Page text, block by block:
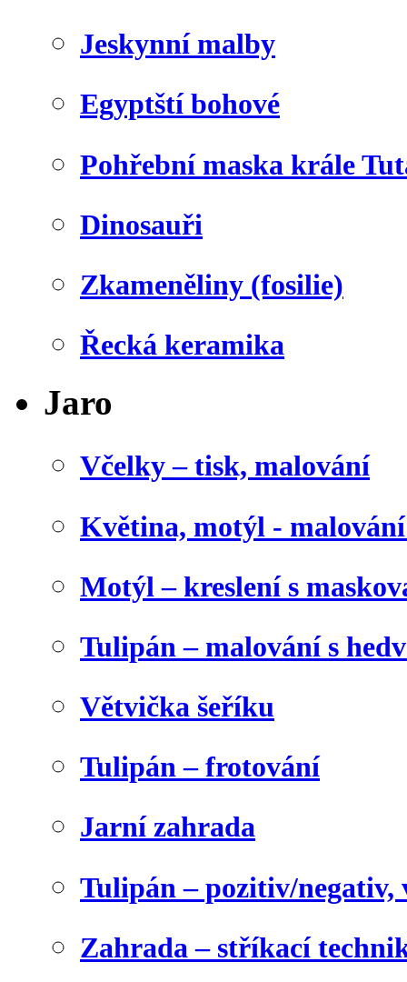
Jeskynní malby
Egyptští bohové
Pohřební maska krále
Dinosauři
Zkameněliny (fosilie)
Řecká keramika
Jaro
Včelky – tisk, malování
Květina, motýl -
Motýl – kreslení s
Tulipán – malování s
Větvička šeříku
Tulipán – frotování
Jarní zahrada
Tulipán – pozitiv/negativ,
Zahrada – stříkací